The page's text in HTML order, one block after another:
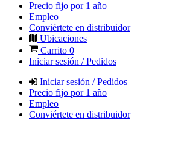
Precio fijo por 1 año
Empleo
Conviértete en distribuidor
Ubicaciones
Carrito 0
Iniciar sesión / Pedidos
Iniciar sesión / Pedidos
Precio fijo por 1 año
Empleo
Conviértete en distribuidor